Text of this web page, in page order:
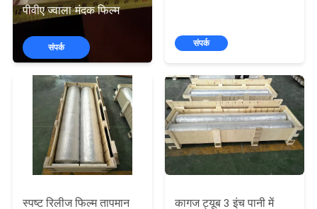
गुणवत्ता
नियंत्रण
समाचार
उद्धरण
मांगें
पीवीए ज्वाला-मंदक फिल्म
संपर्क संपर्क
स्पष्ट रिलीज फिल्म तापमान
कागज ट्यूब 3 इंच पानी में